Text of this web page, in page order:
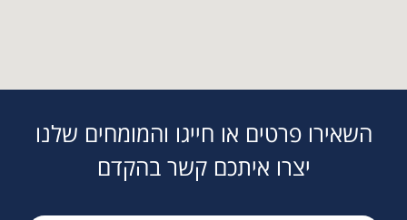
השאירו פרטים או חייגו והמומחים שלנו
יצרו איתכם קשר בהקדם